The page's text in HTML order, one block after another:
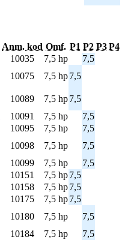
Anm. kod Omf. P1 P2 P3P4
10035 7,5 hp
7,5
10075 7,5 hp7,5
10089 7,5 hp7,5
10091 7,5 hp
7,5
10095 7,5 hp
7,5
10098 7,5 hp
7,5
10099 7,5 hp
7,5
10151 7,5 hp7,5
10158 7,5 hp7,5
10175 7,5 hp7,5
10180 7,5 hp
7,5
10184 7,5 hp
7,5